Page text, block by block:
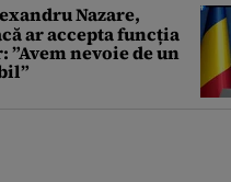
Nazare,
ar accepta funcția
”Avem nevoie de un